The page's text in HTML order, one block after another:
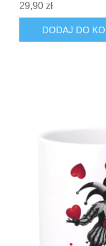
29,90 zł
DODAJ DO